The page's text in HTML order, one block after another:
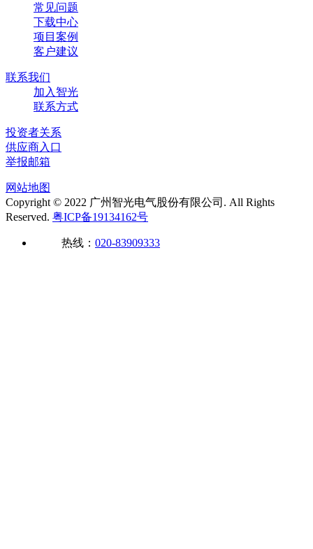
常见问题
下载中心
项目案例
客户建议
联系我们
加入智光
联系方式
投资者关系
供应商入口
举报邮箱
网站地图
Copyright © 2022 广州智光电气股份有限公司. All Rights
Reserved. 粤ICP备19134162号
热线： 020-83909333